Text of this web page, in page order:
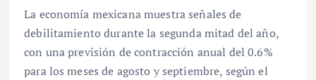
La economía mexicana muestra señales de
debilitamiento durante la segunda mitad del año,
con una previsión de contracción anual del 0.6%
para los meses de agosto y septiembre, según el